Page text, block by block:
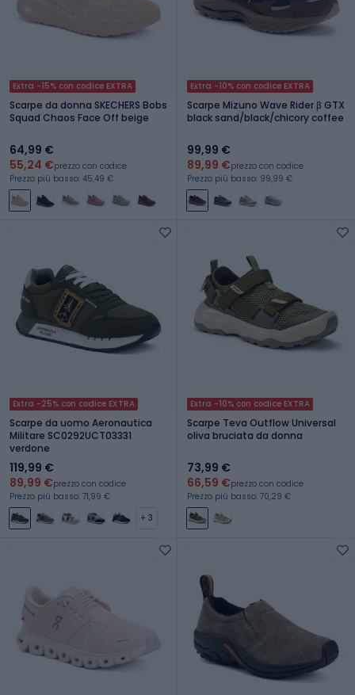
Extra -15% con codice EXTRA
Scarpe da donna SKECHERS Bobs
Squad Chaos Face Off beige
64,99 €
55,24 €prezzo con codice
Prezzo più basso: 45,49 €
Extra -10% con codice EXTRA
Scarpe Mizuno Wave Rider β GTX
black sand/black/chicory coffee
99,99 €
89,99 €prezzo con codice
Prezzo più basso: 99,99 €
Extra -25% con codice EXTRA
Scarpe da uomo Aeronautica
Militare SC0292UCT03331
verdone
119,99 €
89,99 €prezzo con codice
Prezzo più basso: 71,99 €
+ 3
Extra -10% con codice EXTRA
Scarpe Teva Outflow Universal
oliva bruciata da donna
73,99 €
66,59 €prezzo con codice
Prezzo più basso: 70,29 €